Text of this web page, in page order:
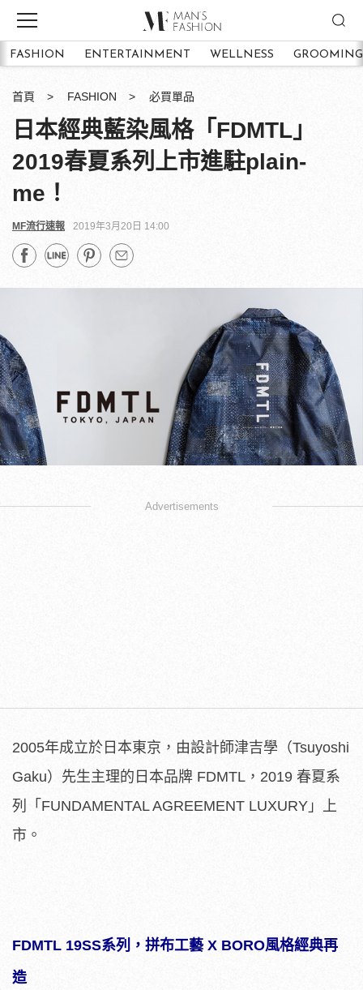
FASHION ENTERTAINMENT WELLNESS GROOMING
首頁 FASHION 必買單品
日本經典藍染風格「FDMTL」
2019春夏系列上市進駐plain-
me！
MF流行速報 2019年3月20日 14:00
Advertisements
2005年成立於日本東京，由設計師津吉學（Tsuyoshi
Gaku）先生主理的日本品牌 FDMTL，2019 春夏系
列「FUNDAMENTAL AGREEMENT LUXURY」上
市。
FDMTL 19SS系列，拼布工藝 X BORO風格經典再
造